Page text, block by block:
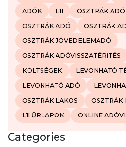
ADÓK L1I OSZTRÁK
OSZTRÁK ADÓ OSZTRÁK
OSZTRÁK JÖVEDELEMADÓ
OSZTRÁK ADÓVISSZATÉRíTÉS
KÖLTSÉGEK LEVONHATÓ
LEVONHATÓ ADÓ
OSZTRÁK LAKOS OSZTRÁK
L1I ŰRLAPOK ONLINE
Categories